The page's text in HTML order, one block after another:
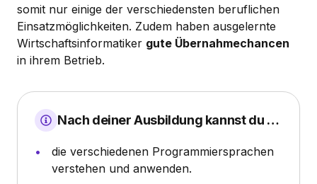
somit nur einige der verschiedensten beruflichen
Einsatzmöglichkeiten. Zudem haben ausgelernte
Wirtschaftsinformatiker gute Übernahmechancen
in ihrem Betrieb.
Nach deiner Ausbildung kannst du …
die verschiedenen Programmiersprachen
verstehen und anwenden.